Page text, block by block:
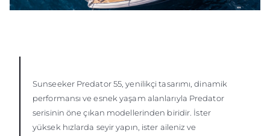
Sunseeker Predator 55, yenilikçi tasarımı, dinamik
performansı ve esnek yaşam alanlarıyla Predator
serisinin öne çıkan modellerinden biridir. İster
yüksek hızlarda seyir yapın, ister aileniz ve